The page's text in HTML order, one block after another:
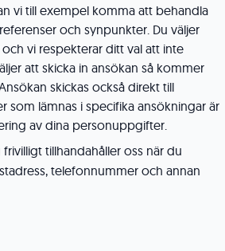
vi till exempel komma att behandla
och synpunkter. Du väljer
vi respekterar ditt val att inte
att skicka in ansökan så kommer
skickas också direkt till
lämnas i specifika ansökningar är
av dina personuppgifter.
tillhandahåller oss när du
telefonnummer och annan